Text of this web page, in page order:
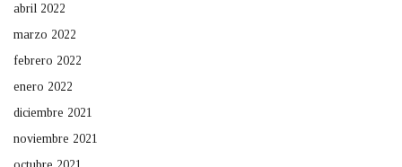
abril 2022
marzo 2022
febrero 2022
enero 2022
diciembre 2021
noviembre 2021